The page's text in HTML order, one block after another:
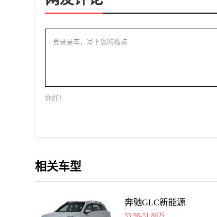
登录易车，写下您的槽点
你好！
相关车型
奔驰GLC新能源